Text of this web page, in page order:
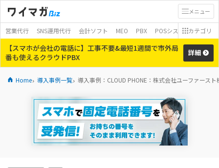
メニュー
営業代行 SNS運用代行 会計ソフト MEO PBX POSシステム モバイ
カテゴリ
【スマホが会社の電話に】工事不要&最短1週間で市外局
番も使えるクラウドPBX
詳細
Home 導入事例一覧 導入事例：CLOUD PHONE：株式会社ユーファースト